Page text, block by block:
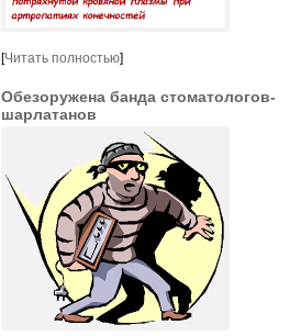
[Читать полностью]
Обезоружена банда стоматологов-
шарлатанов